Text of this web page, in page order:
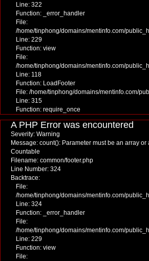
Line: 322
Function: _error_handler
File:
/home/tinphong/domains/mentinfo.com/
Line: 229
Function: view
File:
/home/tinphong/domains/mentinfo.com/
Line: 118
Function: LoadFooter
File: /home/tinphong/domains/mentinfo.com/
Line: 315
Function: require_once
A PHP Error was encountered
Severity: Warning
Message: count(): Parameter must be an array
Countable
Filename: common/footer.php
Line Number: 324
Backtrace:
File:
/home/tinphong/domains/mentinfo.com/
Line: 324
Function: _error_handler
File:
/home/tinphong/domains/mentinfo.com/
Line: 229
Function: view
File: